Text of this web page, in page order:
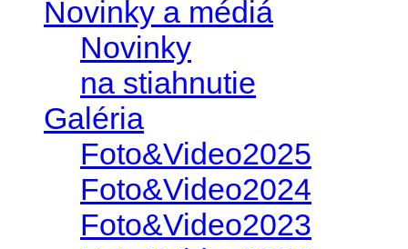
Novinky a médiá
Novinky
na stiahnutie
Galéria
Foto&Video2025
Foto&Video2024
Foto&Video2023